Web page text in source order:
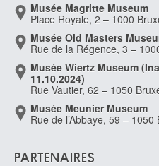
Musée Magritte Museum
Place Royale, 2 – 1000
Musée Old Masters
Rue de la Régence, 3 –
Musée Wiertz Museum
11.10.2024)
Rue Vautier, 62 – 1050
Musée Meunier Museum
Rue de l’Abbaye, 59 – 1050
PARTENAIRES